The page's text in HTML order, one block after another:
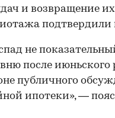
и возвращение
подтвердили
не
после июньского
публичного
ипотеки», —